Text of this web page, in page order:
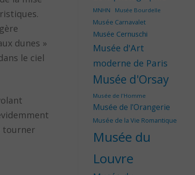
dunes »
le ciel
tourner
MNHN Musée Bourdelle
Musée Carnavalet
Musée Cernuschi
Musée d'Art
moderne de Paris
Musée d'Orsay
Musée de l'Homme
Musée de l'Orangerie
Musée de la Vie Romantique
Musée du
Louvre